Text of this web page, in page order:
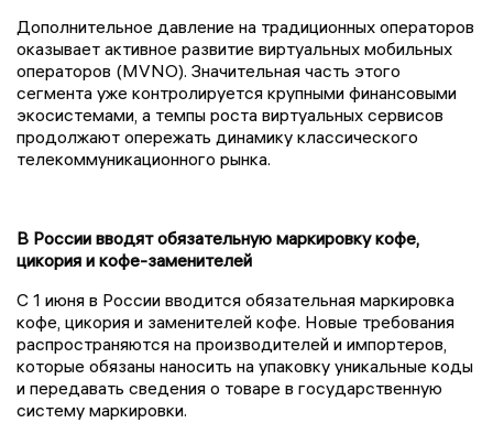
Дополнительное давление на традиционных операторов
оказывает активное развитие виртуальных мобильных
операторов (MVNO). Значительная часть этого
сегмента уже контролируется крупными финансовыми
экосистемами, а темпы роста виртуальных сервисов
продолжают опережать динамику классического
телекоммуникационного рынка.
В России вводят обязательную маркировку кофе,
цикория и кофе-заменителей
С 1 июня в России вводится обязательная маркировка
кофе, цикория и заменителей кофе. Новые требования
распространяются на производителей и импортеров,
которые обязаны наносить на упаковку уникальные коды
и передавать сведения о товаре в государственную
систему маркировки.